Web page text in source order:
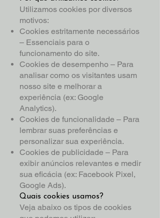
Utilizamos cookies por diversos
motivos:
Cookies estritamente necessários
– Essenciais para o
funcionamento do site.
Cookies de desempenho – Para
analisar como os visitantes usam
nosso site e melhorar a
experiência (ex: Google
Analytics).
Cookies de funcionalidade – Para
lembrar suas preferências e
personalizar sua experiência.
Cookies de publicidade – Para
exibir anúncios relevantes e medir
sua eficácia (ex: Facebook Pixel,
Google Ads).
Quais cookies usamos?
Veja abaixo os tipos de cookies